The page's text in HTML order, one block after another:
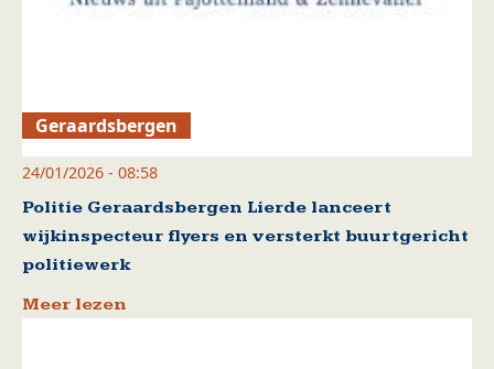
Geraardsbergen
24/01/2026 - 08:58
Politie Geraardsbergen Lierde lanceert
wijkinspecteur flyers en versterkt buurtgericht
politiewerk
Meer lezen